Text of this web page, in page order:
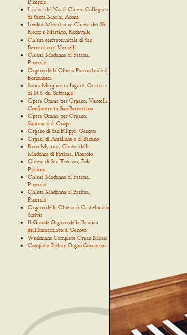
Pinerolo
I colori del Nord: Chiesa Collegiata
di Santa Maria, Arona
Inedita Mozartiana: Chiesa dei SS.
Rocco e Martino, Redavalle
Chiesa confraternitale di San
Bernardino a Vercelli
Chiesa Madonna di Fatima,
Pinerolo
Organo della Chiesa Parrocchiale di
Borzonasca
Santa Margherita Ligure, Oratorio
di N.S. del Suffragio
Opera Omnia per Organo, Vercelli,
Confraternita San Bernardino
Opera Omnia per Organo,
Santuario di Oropa
Organo di San Filippo, Genova
Organi di Antillone e di Baceno
Rosa Mystica, Chiesa della
Madonna di Fatima, Pinerolo
Chiesa di San Tomaso, Zola
Predosa
Chiesa Madonna di Fatima,
Pinerolo
Chiesa Madonna di Fatima,
Pinerolo
Organo della Chiesa di Castelnuovo
Scrivia
Il Grande Organo della Basilica
dell'Immacolata di Genova
Weckmann Complete Organ Music
Complete Italian Organ Concertos